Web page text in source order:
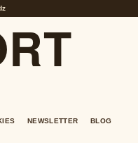
NEWSLETTER BLOG